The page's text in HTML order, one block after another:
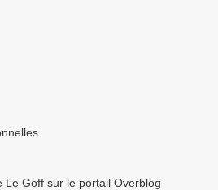
Le Goff sur le portail Overblog